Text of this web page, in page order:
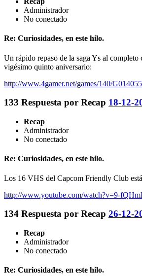
Administrador
No conectado
Re: Curiosidades, en este hilo.
Un rápido repaso de la saga Ys al completo
vigésimo quinto aniversario:
http://www.4gamer.net/games/140/
133 Respuesta por Recap 18-12-
Recap
Administrador
No conectado
Re: Curiosidades, en este hilo.
Los 16 VHS del Capcom Friendly Club
http://www.youtube.com/watch?v=9-
134 Respuesta por Recap 26-12-
Recap
Administrador
No conectado
Re: Curiosidades, en este hilo.